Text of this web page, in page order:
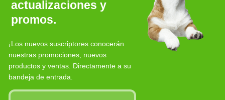
actualizaciones y
promos.
¡Los nuevos suscriptores conocerán
nuestras promociones, nuevos
productos y ventas. Directamente a su
bandeja de entrada.